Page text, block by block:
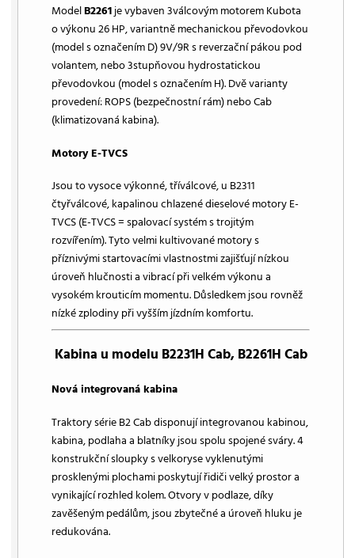
ModelB2261je vybaven 3válcovým motorem Kubota
o výkonu 26 HP, variantně mechanickou převodovkou
(model s označením D) 9V/9R s reverzační pákou pod
volantem, nebo 3stupňovou hydrostatickou
převodovkou (model s označením H). Dvě varianty
provedení: ROPS (bezpečnostní rám) nebo Cab
(klimatizovaná kabina).
Motory E-TVCS
Jsou to vysoce výkonné, tříválcové, u B2311
čtyřválcové, kapalinou chlazené dieselové motory E-
TVCS (E-TVCS = spalovací systém s trojitým
rozvířením). Tyto velmi kultivované motory s
příznivými startovacími vlastnostmi zajišťují nízkou
úroveň hlučnosti a vibrací při velkém výkonu a
vysokém krouticím momentu. Důsledkem jsou rovněž
nízké zplodiny při vyšším jízdním komfortu.
Kabina u modelu B2231H Cab, B2261H Cab
Nová integrovaná kabina
Traktory série B2 Cab disponují integrovanou kabinou,
kabina, podlaha a blatníky jsou spolu spojené sváry. 4
konstrukční sloupky s velkoryse vyklenutými
prosklenými plochami poskytují řidiči velký prostor a
vynikající rozhled kolem. Otvory v podlaze, díky
zavěšeným pedálům, jsou zbytečné a úroveň hluku je
redukována.